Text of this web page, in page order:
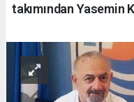
takımından Yasemin